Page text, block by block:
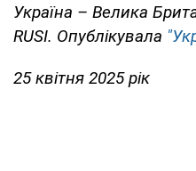
Україна – Велика
RUSI. Опублікувала
25 квітня 2025 рік